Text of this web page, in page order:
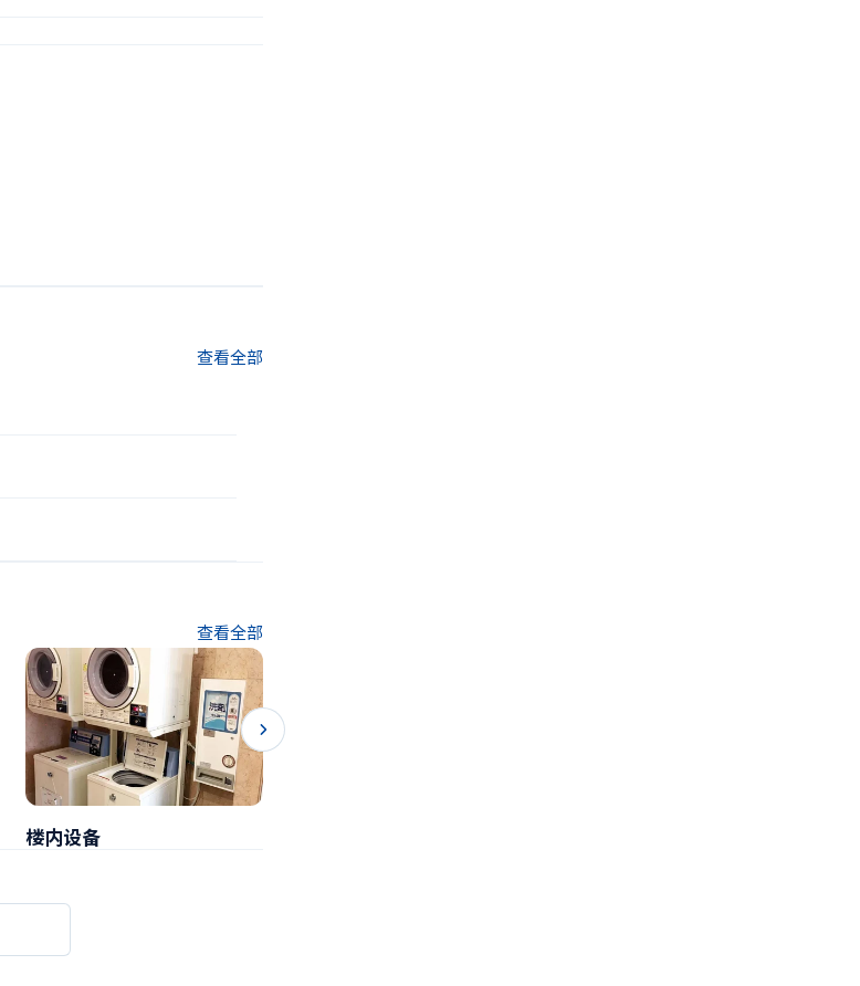
查看全部
查看全部
楼内设备